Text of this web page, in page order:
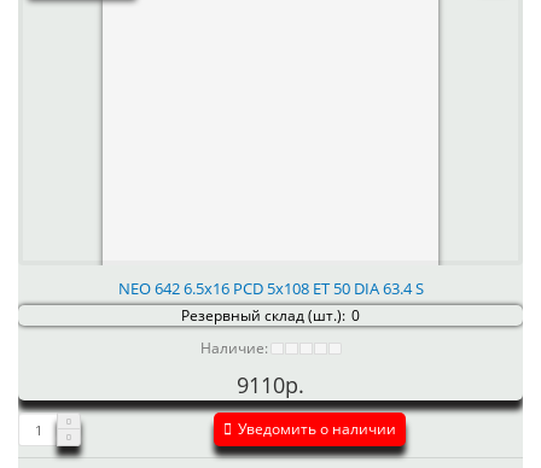
NEO 642 6.5x16 PCD 5x108 ET 50 DIA 63.4 S
Резервный склад (шт.): 0
Наличие:
9110р.
Уведомить о наличии